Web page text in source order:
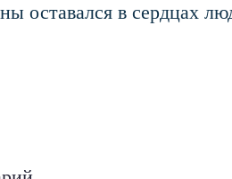
оставался в сердцах